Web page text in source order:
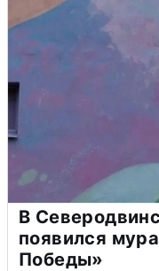
В
появился
Победы»